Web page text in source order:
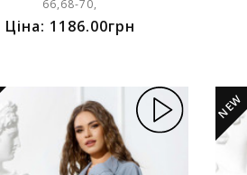
66,68-70,
Ціна: 1186.00грн
NEW